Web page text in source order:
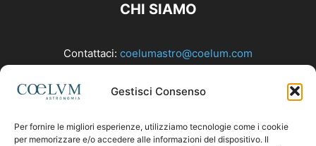
Gestisci Consenso
Per fornire le migliori esperienze, utilizziamo tecnologie come i cookie
per memorizzare e/o accedere alle informazioni del dispositivo. Il
CHI SIAMO
Contattaci: coelumastro@coelum.com
SEGUICI